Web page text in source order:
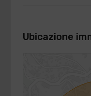
Ubicazione